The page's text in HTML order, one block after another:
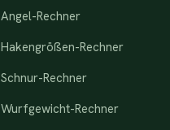
Angel-Rechner
Hakengrößen-Rechner
Schnur-Rechner
Wurfgewicht-Rechner